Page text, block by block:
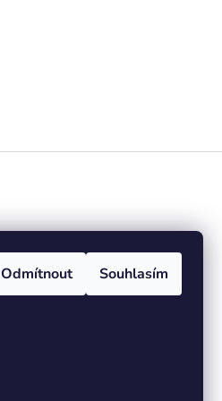
Odmítnout Souhlasím
Přijímáme online
platby